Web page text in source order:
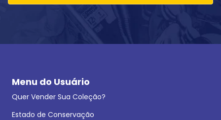
Menu do Usuário
Quer Vender Sua Coleção?
Estado de Conservação